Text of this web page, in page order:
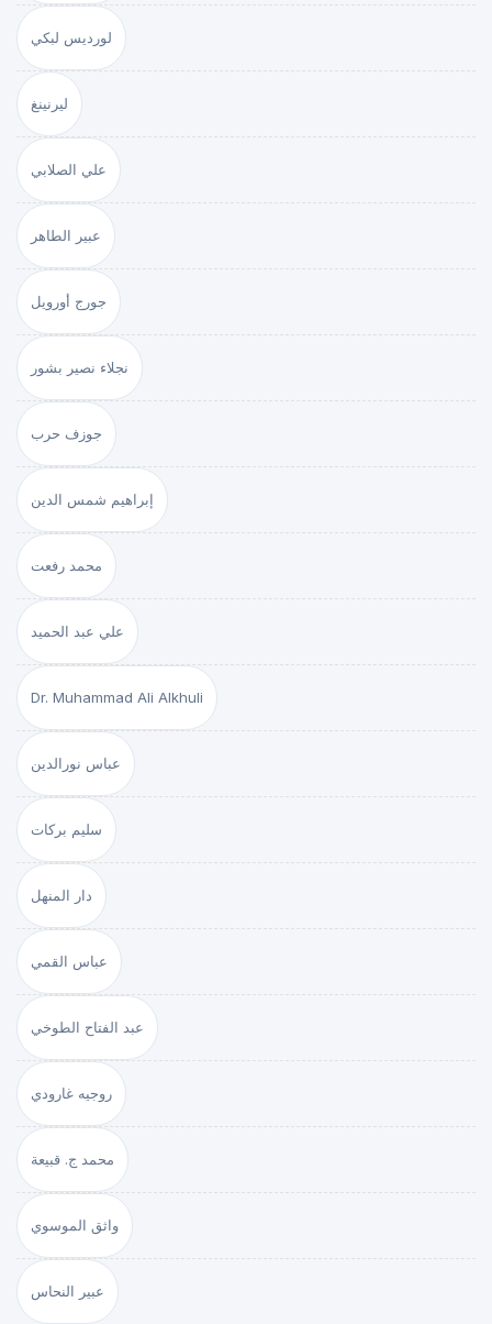
لورديس لبكي
ليرنينغ
علي الصلابي
عبير الطاهر
جورج أورويل
نجلاء نصير بشور
جوزف حرب
إبراهيم شمس الدين
محمد رفعت
علي عبد الحميد
Dr. Muhammad Ali Alkhuli
عباس نورالدين
سليم بركات
دار المنهل
عباس القمي
عبد الفتاح الطوخي
روجيه غارودي
محمد ج. قبيعة
واثق الموسوي
عبير النحاس